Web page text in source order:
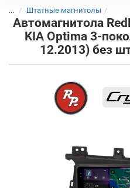
... Штатные магнитолы
Автомагнитола
KIA Optima 3-
12.2013) без